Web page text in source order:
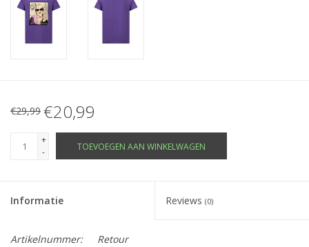
€29,99 €20,99
+
-
TOEVOEGEN AAN WINKELWAGEN
Informatie Reviews (0)
Artikelnummer:
Retour